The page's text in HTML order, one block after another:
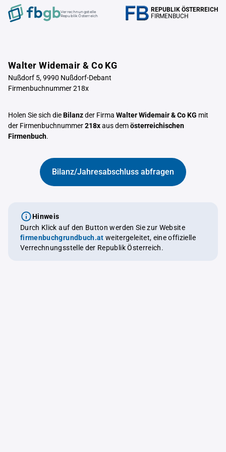
Verrechnungstelle
Republik Österreich
REPUBLIK ÖSTERREICH
FIRMENBUCH
Walter Widemair & Co KG
Nußdorf 5, 9990 Nußdorf-Debant
Firmenbuchnummer 218x
Holen Sie sich dieBilanzder Firma Walter Widemair & Co KG mit
der Firmenbuchnummer218xaus demösterreichischen
Firmenbuch.
Bilanz/Jahresabschluss abfragen
Hinweis
Durch Klick auf den Button werden Sie zur Website
firmenbuchgrundbuch.at weitergeleitet, eine offizielle
Verrechnungsstelle der Republik Österreich.